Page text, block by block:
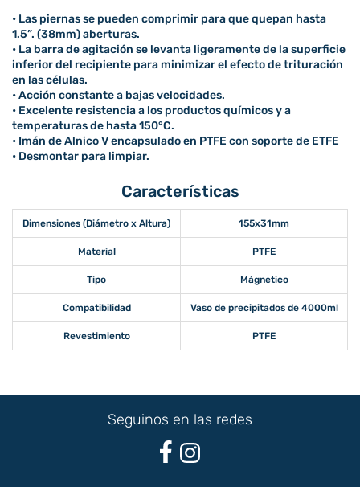
• Las piernas se pueden comprimir para que quepan hasta
1.5”. (38mm) aberturas.
• La barra de agitación se levanta ligeramente de la superficie
inferior del recipiente para minimizar el efecto de trituración
en las células.
• Acción constante a bajas velocidades.
• Excelente resistencia a los productos químicos y a
temperaturas de hasta 150°C.
• Imán de Alnico V encapsulado en PTFE con soporte de ETFE
• Desmontar para limpiar.
Características
Dimensiones (Diámetro x Altura) 155x31mm
Material PTFE
Tipo Mágnetico
Compatibilidad Vaso de precipitados de 4000ml
Revestimiento PTFE
Seguinos en las redes